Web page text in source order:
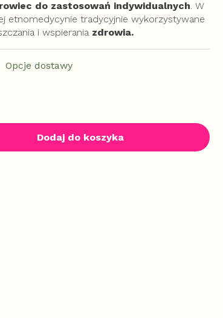
Opcje dostawy
Dodaj do koszyka
do zastosowań indywidualnych. W
etnomedycynie tradycyjnie wykorzystywane
i wspierania zdrowia.